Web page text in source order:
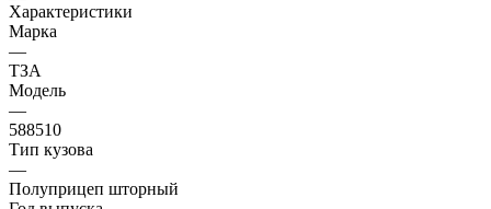
Характеристики
Марка
—
ТЗА
Модель
—
588510
Тип кузова
—
Полуприцеп шторный